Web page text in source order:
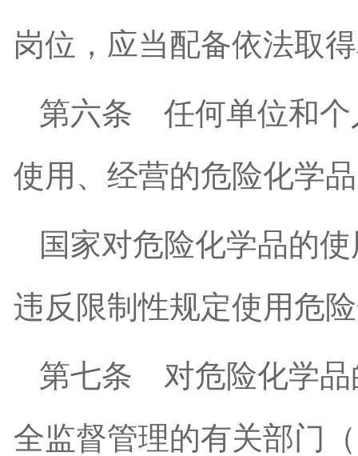
岗位，应当配备依法取
第六条 任何单位和个
使用、经营的危险化学
国家对危险化学品的
违反限制性规定使用危
第七条 对危险化学品
全监督管理的有关部门